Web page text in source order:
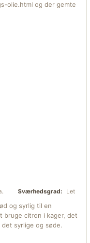
olie.html og der gemte
Sværhedsgrad: Let
og syrlig til en
bruge citron i kager, det
syrlige og søde.